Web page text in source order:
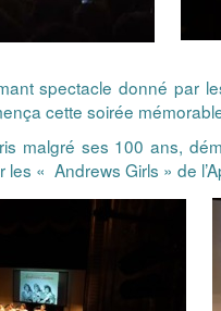
spectacle donné par
cette soirée
malgré ses 100 ans,
les « Andrews Girls » de